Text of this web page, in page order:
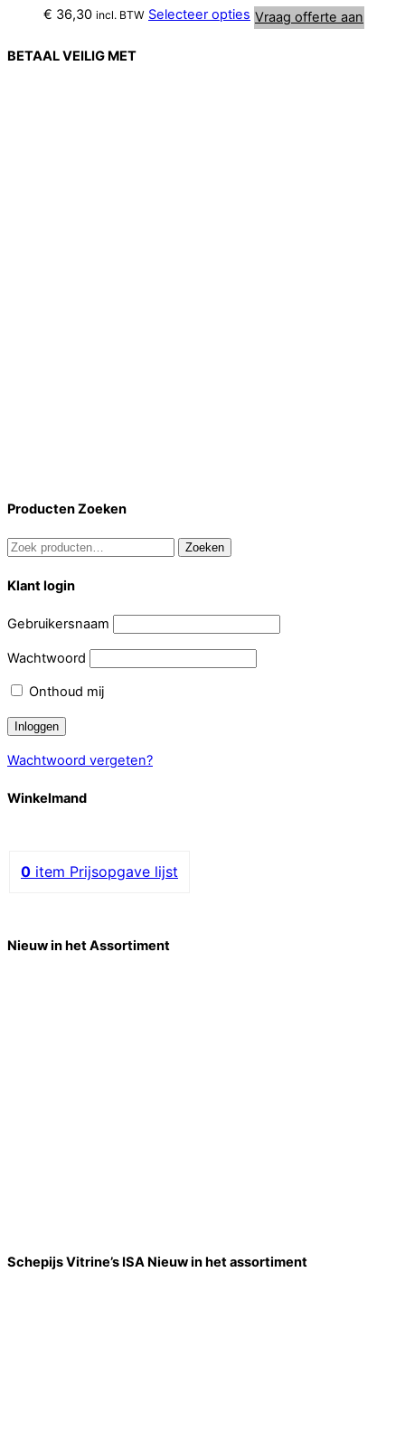
€ 36,30 incl. BTW Selecteer opties Vraag offerte aan
BETAAL VEILIG MET
Producten Zoeken
Zoeken
Zoeken
Klant login
Gebruikersnaam
Wachtwoord
Onthoud mij
Wachtwoord vergeten?
Winkelmand
0 item Prijsopgave lijst
Nieuw in het Assortiment
Schepijs Vitrine’s ISA Nieuw in het assortiment